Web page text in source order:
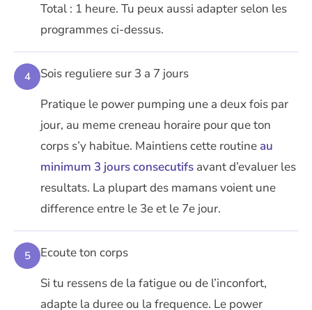
Total : 1 heure. Tu peux aussi adapter selon les
programmes ci-dessus.
4
Sois reguliere sur 3 a 7 jours
Pratique le power pumping une a deux fois par
jour, au meme creneau horaire pour que ton
corps s’y habitue. Maintiens cette routineau
minimum 3 jours consecutifs avant d’evaluer les
resultats. La plupart des mamans voient une
difference entre le 3e et le 7e jour.
5
Ecoute ton corps
Si tu ressens de la fatigue ou de l’inconfort,
adapte la duree ou la frequence. Le power